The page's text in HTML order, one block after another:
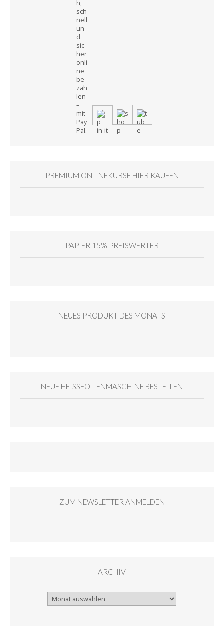
PREMIUM ONLINEKURSE HIER KAUFEN
PAPIER 15% PREISWERTER
NEUES PRODUKT DES MONATS
NEUE HEISSFOLIENMASCHINE BESTELLEN
ZUM NEWSLETTER ANMELDEN
ARCHIV
Archiv